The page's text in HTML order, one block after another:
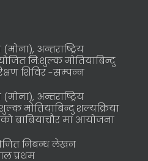
अन्तराष्ट्रिय
नि:शुल्क मोतियाबिन्दु
शिविर -सम्पन्न
अन्तराष्ट्रिय
मोतियाबिन्दु शल्यक्रिया
बाबियाचौर मा आयोजना
निबन्ध लेखन
प्रथम